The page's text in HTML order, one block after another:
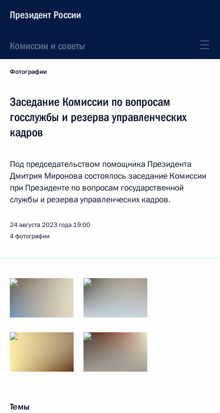
Президент России
Комиссии и советы
Фотографии
Заседание Комиссии по вопросам
госслужбы и резерва управленческих
кадров
Под председательством помощника Президента
Дмитрия Миронова состоялось заседание Комиссии
при Президенте по вопросам государственной
службы и резерва управленческих кадров.
24 августа 2023 года 19:00
4 фотографии
Темы